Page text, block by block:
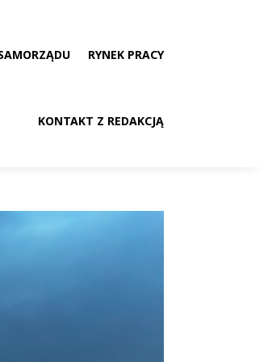
RYNEK PRACY
KONTAKT Z REDAKCJĄ